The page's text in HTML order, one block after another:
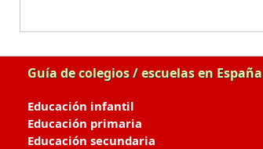
Guía de colegios / escuelas en España
Educación infantil
Educación primaria
Educación secundaria